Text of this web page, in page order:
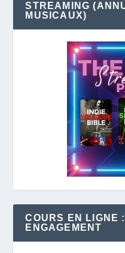
STREAMING
MUSICAUX)
COURS EN LIGNE
ENGAGEMENT